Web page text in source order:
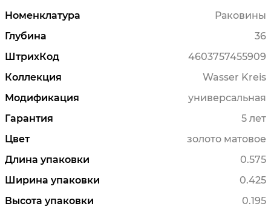
Номенклатура
Раковины
Глубина
36
ШтрихКод
4603757455909
Коллекция
Wasser Kreis
Модификация
универсальная
Гарантия
5 лет
Цвет
золото матовое
Длина упаковки
0.575
Ширина упаковки
0.425
Высота упаковки
0.195